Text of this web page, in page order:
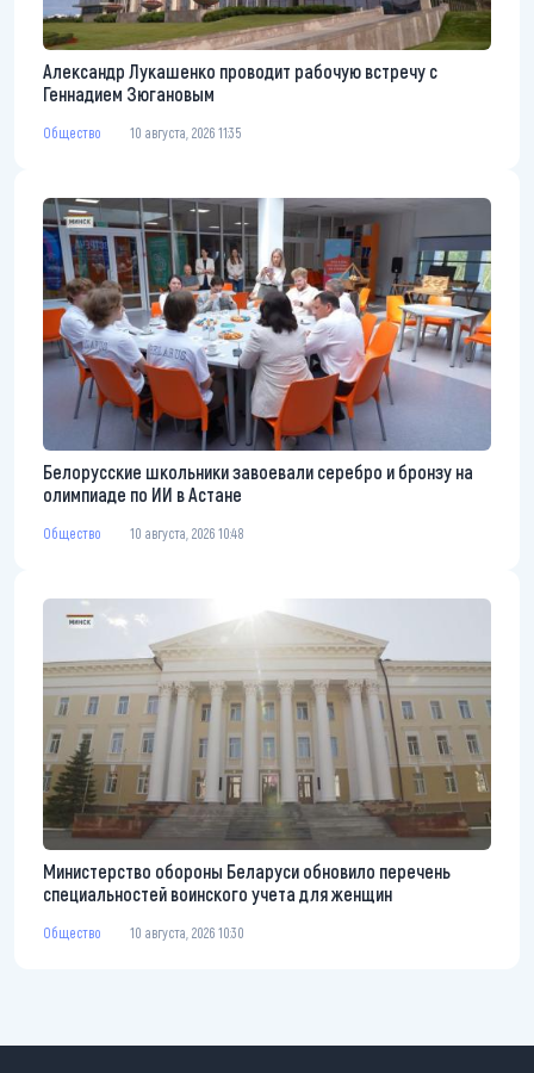
Александр Лукашенко проводит рабочую встречу с
Геннадием Зюгановым
Общество 10 августа, 2026 11:35
Белорусские школьники завоевали серебро и бронзу на
олимпиаде по ИИ в Астане
Общество 10 августа, 2026 10:48
Министерство обороны Беларуси обновило перечень
специальностей воинского учета для женщин
Общество 10 августа, 2026 10:30